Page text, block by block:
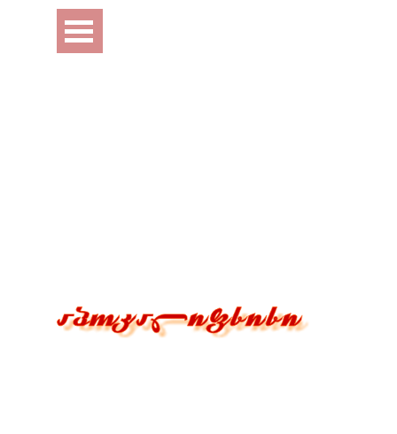
Перейти к контенту
Пропустить меню